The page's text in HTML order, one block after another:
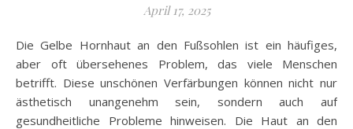
April 17, 2025
Die Gelbe Hornhaut an den Fußsohlen ist ein häufiges,
aber oft übersehenes Problem, das viele Menschen
betrifft. Diese unschönen Verfärbungen können nicht nur
ästhetisch unangenehm sein, sondern auch auf
gesundheitliche Probleme hinweisen. Die Haut an den